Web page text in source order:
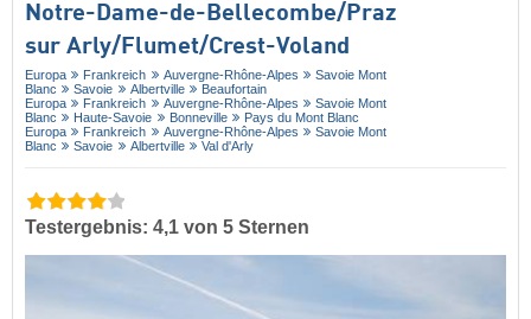
Notre-Dame-de-Bellecombe/​Praz
sur Arly/​Flumet/​Crest-Voland
Europa Frankreich Auvergne-Rhône-Alpes
Savoie Mont
Blanc
Savoie Albertville
Beaufortain
Europa
Frankreich Auvergne-Rhône-Alpes
Savoie Mont
Blanc
Haute-Savoie Bonneville
Pays du Mont Blanc
Europa
Frankreich Auvergne-Rhône-Alpes
Savoie Mont
Blanc
Savoie Albertville Val d'Arly
Testergebnis: 4,1 von 5 Sternen